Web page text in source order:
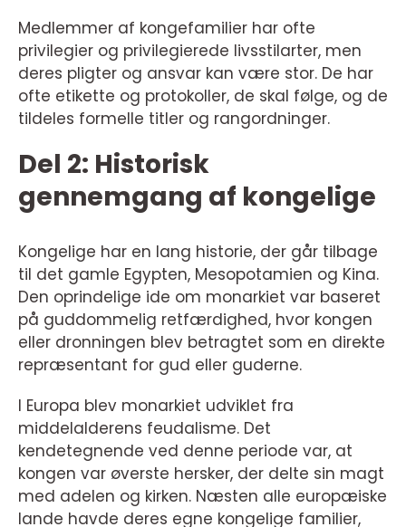
Medlemmer af kongefamilier har ofte
privilegier og privilegierede livsstilarter, men
deres pligter og ansvar kan være stor. De har
ofte etikette og protokoller, de skal følge, og de
tildeles formelle titler og rangordninger.
Del 2: Historisk
gennemgang af kongelige
Kongelige har en lang historie, der går tilbage
til det gamle Egypten, Mesopotamien og Kina.
Den oprindelige ide om monarkiet var baseret
på guddommelig retfærdighed, hvor kongen
eller dronningen blev betragtet som en direkte
repræsentant for gud eller guderne.
I Europa blev monarkiet udviklet fra
middelalderens feudalisme. Det
kendetegnende ved denne periode var, at
kongen var øverste hersker, der delte sin magt
med adelen og kirken. Næsten alle europæiske
lande havde deres egne kongelige familier,